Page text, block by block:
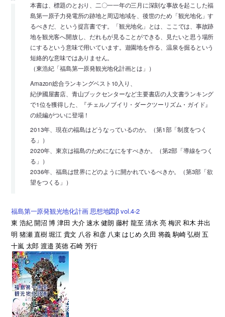
本書は、標題のとおり、二〇一一年の三月に深刻な事故を起こした福
島第一原子力発電所の跡地と周辺地域を、後世のため「観光地化」す
るべきだ、という提言書です。「観光地化」とは、ここでは、事故跡
地を観光客へ開放し、だれもが見ることができる、見たいと思う場所
にするという意味で用いています。遊園地を作る、温泉を掘るという
短絡的な意味ではありません。
（東浩紀「福島第一原発観光地化計画とは」）
Amazon総合ランキングベスト10入り、
紀伊國屋書店、青山ブックセンターなど主要書店の人文書ランキング
で1位を獲得した、『チェルノブイリ・ダークツーリズム・ガイド』
の続編がついに登場！
2013年、現在の福島はどうなっているのか。（第1部「制度をつく
る」）
2020年、東京は福島のためになにをすべきか。（第2部「導線をつく
る」）
2036年、福島は世界にどのように開かれているべきか。（第3部「欲
望をつくる」）
福島第一原発観光地化計画 思想地図β vol.4-2
東 浩紀 開沼 博 津田 大介 速水 健朗 藤村 龍至 清水 亮 梅沢 和木 井出
明 猪瀬 直樹 堀江 貴文 八谷 和彦 八束 はじめ 久田 将義 駒崎 弘樹 五
十嵐 太郎 渡邉 英徳 石崎 芳行